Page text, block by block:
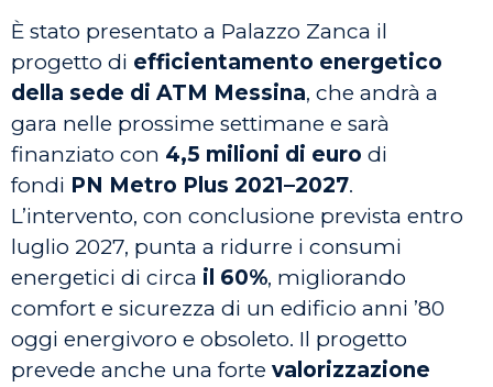
È stato presentato a Palazzo Zanca il
progetto di efficientamento energetico
della sede di ATM Messina, che andrà a
gara nelle prossime settimane e sarà
finanziato con 4,5 milioni di euro di
fondi PN Metro Plus 2021–2027.
L’intervento, con conclusione prevista entro
luglio 2027, punta a ridurre i consumi
energetici di circa il 60%, migliorando
comfort e sicurezza di un edificio anni ’80
oggi energivoro e obsoleto. Il progetto
prevede anche una forte valorizzazione